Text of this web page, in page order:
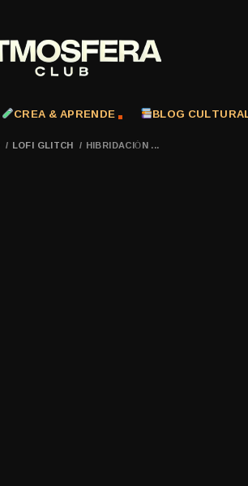
CREA & APRENDE BLOG
/ LOFI GLITCH / HIBRIDACIÓN ...